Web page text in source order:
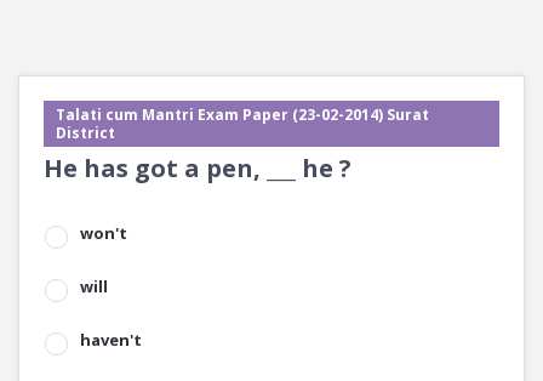
Talati cum Mantri Exam Paper (23-02-2014) Surat
District
He has got a pen, ___ he ?
won't
will
haven't